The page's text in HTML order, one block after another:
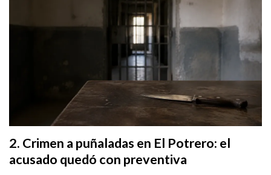
Crimen a puñaladas en El Potrero: el
acusado quedó con preventiva